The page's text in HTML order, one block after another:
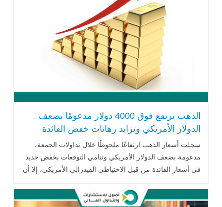
الذهب يرتفع فوق 4000 دولار مدعومًا بضعف
الدولار الأمريكي وتزايد رهانات خفض الفائدة
سجلت أسعار الذهب ارتفاعًا ملحوظًا خلال تداولات الجمعة،
مدعومة بضعف الدولار الأمريكي وتنامي التوقعات بخفض جديد
في أسعار الفائدة من قبل الاحتياطي الفيدرالي الأمريكي، إلا أن